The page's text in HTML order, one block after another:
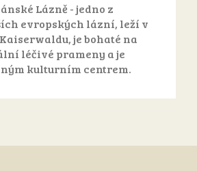
Lázně - jedno z
evropských lázní, leží v
je bohaté na
léčivé prameny a je
kulturním centrem.